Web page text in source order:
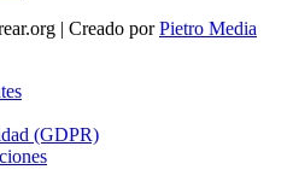
| Creado porPietro Media
(GDPR)